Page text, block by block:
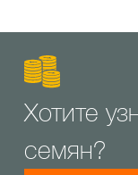
Хотите
семян?